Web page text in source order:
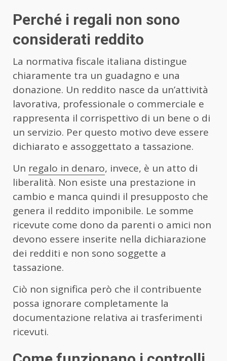
Perché i regali non sono
considerati reddito
La normativa fiscale italiana distingue
chiaramente tra un guadagno e una
donazione. Un reddito nasce da un’attività
lavorativa, professionale o commerciale e
rappresenta il corrispettivo di un bene o di
un servizio. Per questo motivo deve essere
dichiarato e assoggettato a tassazione.
Un regalo in denaro, invece, è un atto di
liberalità. Non esiste una prestazione in
cambio e manca quindi il presupposto che
genera il reddito imponibile. Le somme
ricevute come dono da parenti o amici non
devono essere inserite nella dichiarazione
dei redditi e non sono soggette a
tassazione.
Ciò non significa però che il contribuente
possa ignorare completamente la
documentazione relativa ai trasferimenti
ricevuti.